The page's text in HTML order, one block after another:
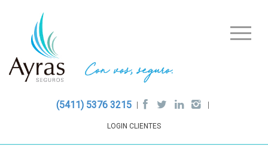
(5411) 5376 3215
LOGIN CLIENTES